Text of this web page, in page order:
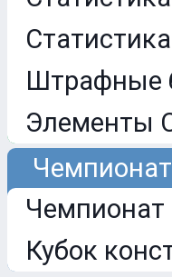
Штрафные
Элементы
Чемпионат
Чемпионат
Кубок